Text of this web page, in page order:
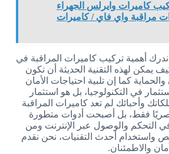
كاميرات وايرلس الجهراء
/ كاميرات مراقبة واي فاي / كاميرات
أهمية تركيب كاميرات المراقبة في
يمكن لهذه التقنية الحديثة أن تكون
كما إن تلبية احتياجات الأمان
في التكنولوجيا، بل هو استثمار
وأحبائك لم تعد كاميرات المراقبة
فقط، بل أصبحت أدوات متطورة
التحكم والوصول عبر الإنترنت ومن
واستخدام أحدث التقنيات، نحن نقدم
والاطمئنان.